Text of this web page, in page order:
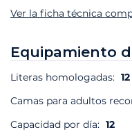
Ver la ficha técnica
Equipamiento
Literas homologadas: 12
Camas para adultos
Capacidad por día: 12